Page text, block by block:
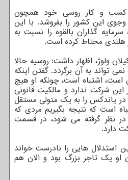
و کار روسی خود همچون
این کشور را بفروشد. با این
سرمایه گذاران بالقوه را نسبت به
هلندی محتاط کرده است.
ولوژ، اظهار داشت: روسیه حالا
تواند به آن برگردد. گفتن اینکه
است، اشتباه است، چونکه او هیچ
این شرکت ندارد و مالکیت قانونی
در یاندکس را به یک متولی مستقل
است که نتیجه بگیریم مردی که
نظر گرفته می شود، در قسمت
دارد.
استدلال هایی را نادرست خواند
او یک تاجر بزرگ بود و الان هم